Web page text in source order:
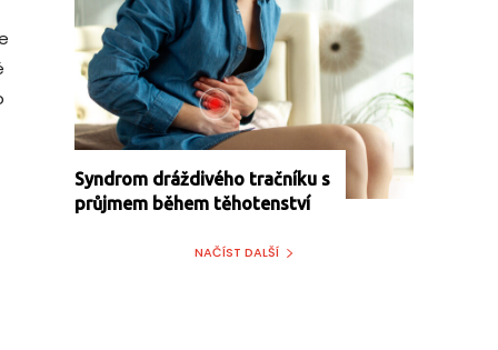
Syndrom dráždivého tračníku s
průjmem během těhotenství
NAČÍST DALŠÍ